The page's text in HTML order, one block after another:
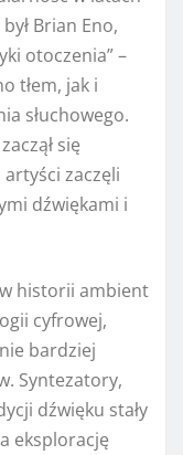
Brian Eno,
otoczenia” –
tłem, jak i
słuchowego.
się
zaczęli
dźwiękami i
historii ambient
cyfrowej,
bardziej
Syntezatory,
dźwięku stały
eksplorację